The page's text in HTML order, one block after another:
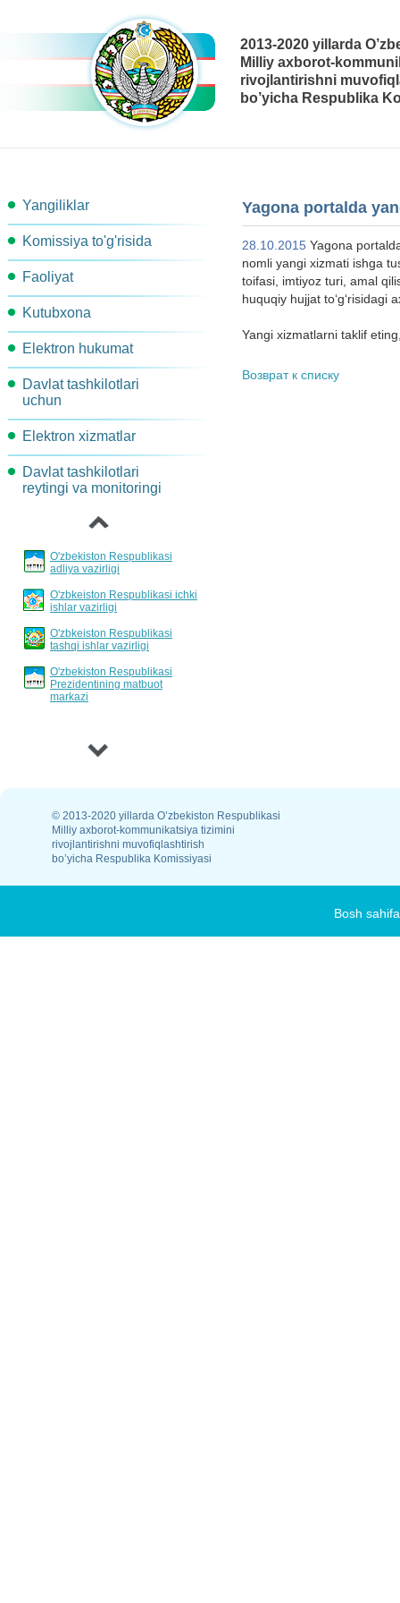
2013-2020 yillarda
Milliy axborot-
rivojlantirishni
bo’yicha Respublika
Yangiliklar
Komissiya to'g'risida
Komissiya tarkibi
Komissiya kotibiyati
Komissiya ishchi organlari
Bog'lanish
Komissiya topshiriqlari
Faoliyat
Ishchi guruhlar
Komissiya qarori
Ish rejasi
Kutubxona
Metodik materiallar
Me'yoriy-Huquqiy xujjatlar
Elektron hukumat
Arxitektura
Maqsadli indekatorlar va
ko'rsatkichlar
Jarayonlar davomidagi
harakatlarni qayta tashkil
Davlat tashkilotlari
uchun
AKT-rivojlantirish va joriy
etish yo'nalishlari
Davlat xizmatlarini
reglamentlash tartibi
Hisobotlar bo'yicha
invertarizatsiyalash tartibi
Elektron xizmatlar
Loyihalar xujjatlarini
muhokama qilish
Davlat tashkilotlari
reytingi va monitoringi
O'zbekiston Respublikasi
adliya vazirligi
O'zbkeiston Respublikasi ichki
ishlar vazirligi
O'zbkeiston Respublikasi
tashqi ishlar vazirligi
O'zbekiston Respublikasi
Prezidentining matbuot
markazi
‹
›
Yagona portalda
28.10.2015 Yagona
nomli yangi xizmati ishga
toifasi, imtiyoz turi, amal
huquqiy hujjat toʻgʻrisidagi
Yangi xizmatlarni taklif
Возврат к списку
© 2013-2020 yillarda O’zbekiston Respublikasi
Milliy axborot-kommunikatsiya tizimini
rivojlantirishni muvofiqlashtirish
bo’yicha Respublika Komissiyasi
Bosh sahifa